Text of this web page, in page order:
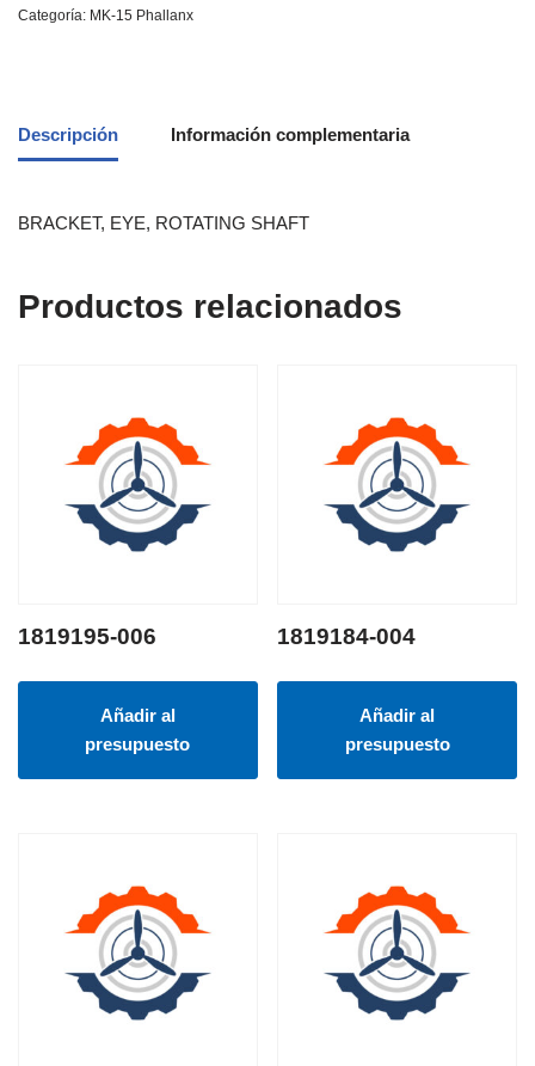
Categoría: MK-15 Phallanx
Descripción Información complementaria
BRACKET, EYE, ROTATING SHAFT
Productos relacionados
1819195-006
Añadir al
presupuesto
1819184-004
Añadir al
presupuesto